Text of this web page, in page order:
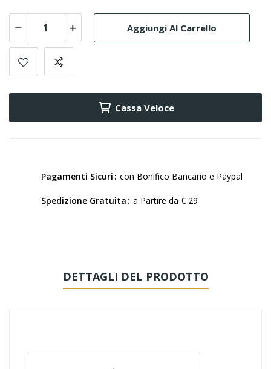
Aggiungi Al Carrello
Cassa Veloce
Pagamenti Sicuri con Bonifico Bancario e Paypal
Spedizione Gratuita a Partire da € 29
DETTAGLI DEL PRODOTTO